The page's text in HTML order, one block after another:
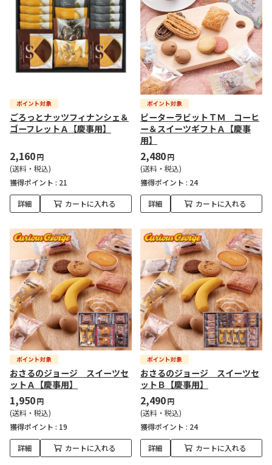
ごろっとナッツフィナンシェ＆
ゴーフレットＡ【慶事用】
2,160円
(送料・税込)
獲得ポイント : 21
詳細 カートに入れる
ピーターラビットＴＭ コーヒ
ー＆スイーツギフトＡ【慶事
用】
2,480円
(送料・税込)
獲得ポイント : 24
詳細 カートに入れる
おさるのジョージ スイーツセ
ットＡ【慶事用】
1,950円
(送料・税込)
獲得ポイント : 19
詳細 カートに入れる
おさるのジョージ スイーツセ
ットＢ【慶事用】
2,490円
(送料・税込)
獲得ポイント : 24
詳細 カートに入れる